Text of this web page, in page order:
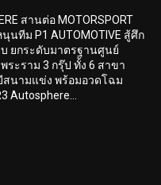
สานต่อ MOTORSPORT
นทีม P1 AUTOMOTIVE สู้ศึก
ยกระดับมาตรฐานศูนย์
ระราม 3 กรุ๊ป ทั้ง 6 สาขา
สนามแข่ง พร้อมอวดโฉม
Autosphere...